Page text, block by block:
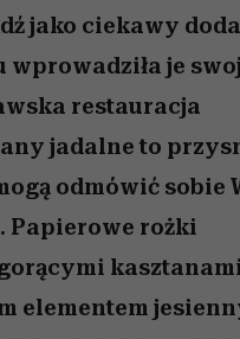
jako ciekawy
wprowadziła je
restauracja
jadalne to
odmówić sobie
Papierowe rożki
elementem